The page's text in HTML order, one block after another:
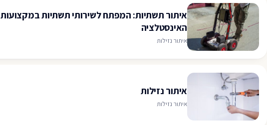
איתור תשתיות: המפתח לשירותי תשתיות במקצועות
האינסטלציה
איתור נזילות
איתור נזילות
איתור נזילות